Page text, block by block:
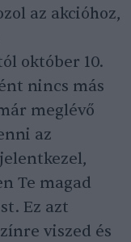
az akcióhoz,
október 10.
nincs más
meglévő
az
Te magad
Ez azt
viszed és